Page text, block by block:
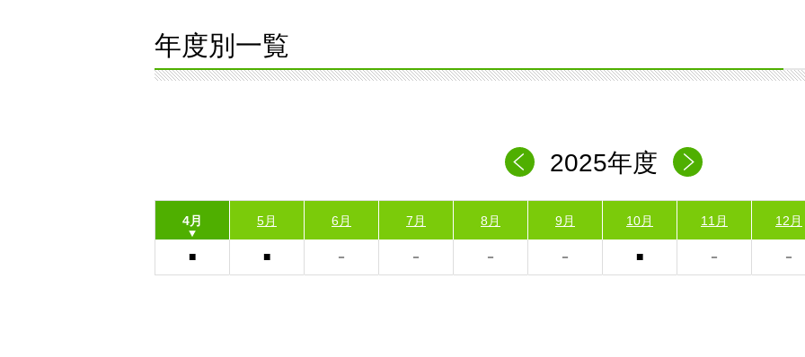
年度別一覧
2025年度
4月 5月 6月 7月 8月 9月 10月 11月 12月